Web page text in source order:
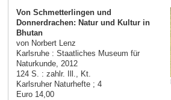
Von Schmetterlingen und
Donnerdrachen: Natur und Kultur in
Bhutan
von Norbert Lenz
Karlsruhe : Staatliches Museum für
Naturkunde, 2012
124 S. : zahlr. Ill., Kt.
Karlsruher Naturhefte ; 4
Euro 14,00